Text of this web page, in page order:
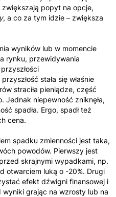
popyt na opcje,
, a co za tym idzie – zwiększa
wyników lub w momencie
rynku, przewidywania
stała się właśnie
straciła pieniądze, część
Jednak niepewność zniknęła,
spadła. Ergo, spadł też
cena.
spadku zmienności jest taka,
powodów. Pierwszy jest
skrajnymi wypadkami, np.
otwarciem luką o -20%. Drugi
efekt dźwigni finansowej i
grając na wzrosty lub na